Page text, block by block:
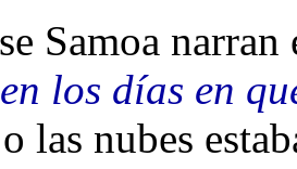
Samoa
los días en
las nubes